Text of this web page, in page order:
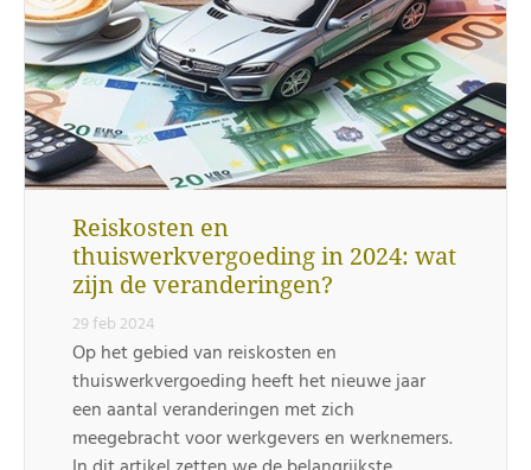
Reiskosten en
thuiswerkvergoeding in 2024: wat
zijn de veranderingen?
29 feb 2024
Op het gebied van reiskosten en
thuiswerkvergoeding heeft het nieuwe jaar
een aantal veranderingen met zich
meegebracht voor werkgevers en werknemers.